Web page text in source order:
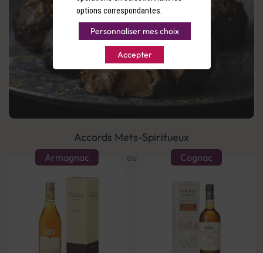
Accords Mets-Spiritueux
ou
Armagnac Cognac
options correspondantes.
Personnaliser mes choix
Accepter